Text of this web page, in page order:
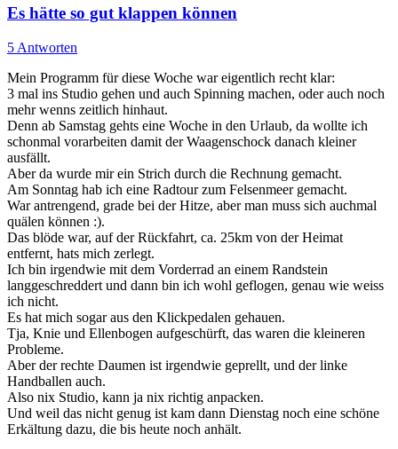
Es hätte so gut klappen können
5 Antworten
Mein Programm für diese Woche war eigentlich recht klar:
3 mal ins Studio gehen und auch Spinning machen, oder auch noch
mehr wenns zeitlich hinhaut.
Denn ab Samstag gehts eine Woche in den Urlaub, da wollte ich
schonmal vorarbeiten damit der Waagenschock danach kleiner
ausfällt.
Aber da wurde mir ein Strich durch die Rechnung gemacht.
Am Sonntag hab ich eine Radtour zum Felsenmeer gemacht.
War antrengend, grade bei der Hitze, aber man muss sich auchmal
quälen können :).
Das blöde war, auf der Rückfahrt, ca. 25km von der Heimat
entfernt, hats mich zerlegt.
Ich bin irgendwie mit dem Vorderrad an einem Randstein
langgeschreddert und dann bin ich wohl geflogen, genau wie weiss
ich nicht.
Es hat mich sogar aus den Klickpedalen gehauen.
Tja, Knie und Ellenbogen aufgeschürft, das waren die kleineren
Probleme.
Aber der rechte Daumen ist irgendwie geprellt, und der linke
Handballen auch.
Also nix Studio, kann ja nix richtig anpacken.
Und weil das nicht genug ist kam dann Dienstag noch eine schöne
Erkältung dazu, die bis heute noch anhält.